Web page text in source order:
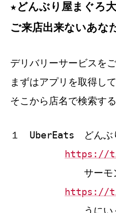
★どんぶり屋まぐろ
ご来店出来ないあな
デリバリーサービスを
まずはアプリを取得し
そこから店名で検索す
１ UberEats どんぶ
https://
サーモン
https://
うにいく